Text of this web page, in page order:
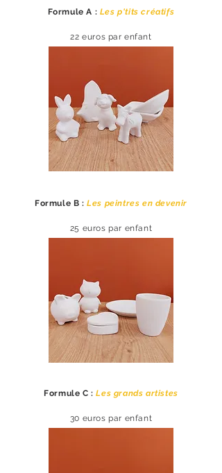
Formule A : Les p'tits créatifs
22 euros par enfant
Formule B :Les peintres en devenir
25 euros par enfant
Formule C :Les grands artistes
30 euros par enfant